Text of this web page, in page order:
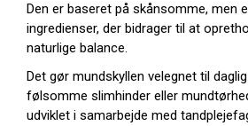
Den er baseret på skånsomme, men
ingredienser, der bidrager til at
naturlige balance.
Det gør mundskyllen velegnet til
følsomme slimhinder eller
udviklet i samarbejde med